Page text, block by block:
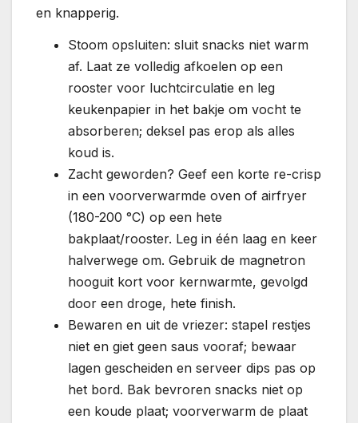
en knapperig.
Stoom opsluiten: sluit snacks niet warm
af. Laat ze volledig afkoelen op een
rooster voor luchtcirculatie en leg
keukenpapier in het bakje om vocht te
absorberen; deksel pas erop als alles
koud is.
Zacht geworden? Geef een korte re-crisp
in een voorverwarmde oven of airfryer
(180-200 °C) op een hete
bakplaat/rooster. Leg in één laag en keer
halverwege om. Gebruik de magnetron
hooguit kort voor kernwarmte, gevolgd
door een droge, hete finish.
Bewaren en uit de vriezer: stapel restjes
niet en giet geen saus vooraf; bewaar
lagen gescheiden en serveer dips pas op
het bord. Bak bevroren snacks niet op
een koude plaat; voorverwarm de plaat